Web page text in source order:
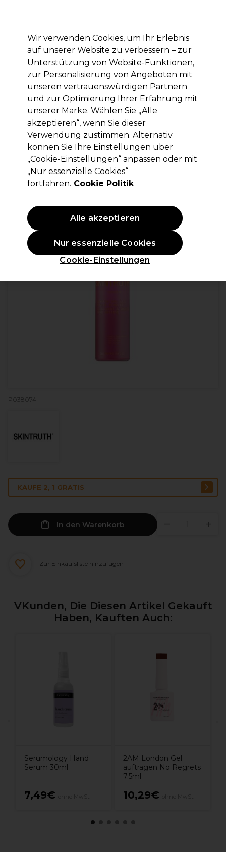
Anmelden
Marken Deals Haare Elektrogeräte Saloneinrichtung
Lieferung und Lieferzeiten
– mehr erfahren
SKINTRUTH
SKINTRUTH Nagellackentferner ohne
aceton 200ml
(0)
4,00 € ohne MwSt.
(PROFI-PREIS)
4,76 €inkl. MwSt.)| 2.00 € pro 100ml
ANGEBOT
P038074
KAUFE 2, 1 GRATIS
In den Warenkorb
Zur Einkaufsliste hinzufügen
VKunden, Die Diesen Artikel Gekauft
Haben, Kauften Auch:
Serumology Hand
Serum 30ml
7,49€
2AM London Gel
auftragen No Regrets
7.5ml
10,29€
Wir verwenden Cookies, um Ihr Erlebnis
auf unserer Website zu verbessern – zur
Unterstützung von Website-Funktionen,
zur Personalisierung von Angeboten mit
unseren vertrauenswürdigen Partnern
und zur Optimierung Ihrer Erfahrung mit
unserer Marke. Wählen Sie „Alle
akzeptieren“, wenn Sie dieser
Verwendung zustimmen. Alternativ
können Sie Ihre Einstellungen über
„Cookie-Einstellungen“ anpassen oder mit
„Nur essenzielle Cookies“
fortfahren. Cookie Politik
Cookie-Einstellungen
Nur essenzielle Cookies
Alle akzeptieren